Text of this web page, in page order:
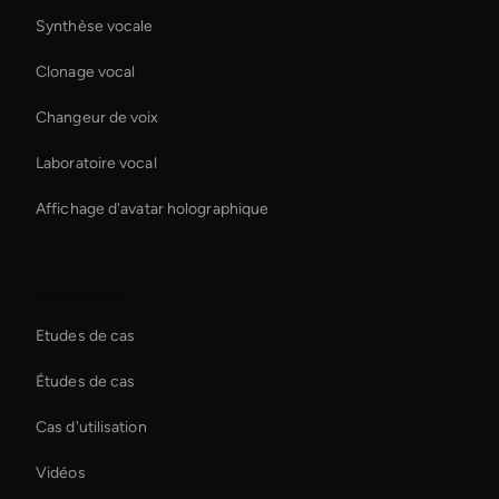
Synthèse vocale
Clonage vocal
Changeur de voix
Laboratoire vocal
Affichage d'avatar holographique
Etudes de cas
Études de cas
Cas d'utilisation
Vidéos